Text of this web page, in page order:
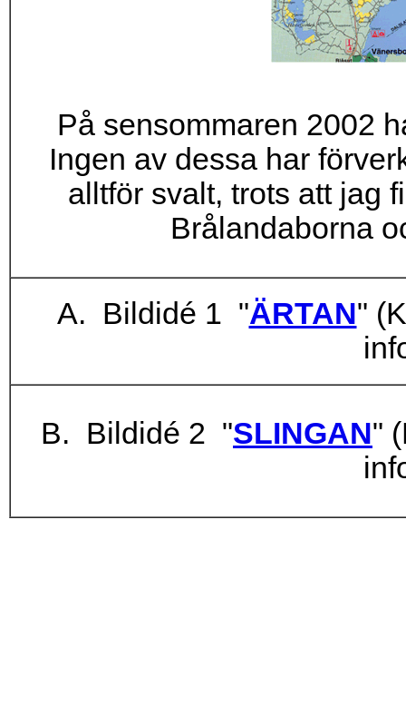
På sensommaren 2002
Ingen av dessa har
alltför svalt, trots att jag
Brålandaborna
A. Bildidé 1 "ÄRTAN"
B. Bildidé 2 "SLINGAN"